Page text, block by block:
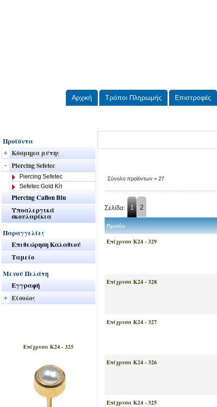
Aρχική Τρόποι Πληρωμής Eπιστροφές
Προϊόντα
Kόσμημα μύτης
Piercing Sefetec
Piercing Sefetec
Sefetec Gold Κίτ
Piercing Caflon Blu
Υποαλεργικά
σκουλαρίκια
Παραγγελίες
Επιθεώρηση Καλαθιού
Ταμείο
Μενού Πελάτη
Εγγραφή
Είσοδος
Επίχρυσα Κ24 - 325
Σύνολο προϊόντων = 27
Σελίδα: 1 2
Προϊόν
Επίχρυσα Κ24 - 329
Επίχρυσα Κ24 - 328
Επίχρυσα Κ24 - 327
Επίχρυσα Κ24 - 326
Επίχρυσα Κ24 - 325